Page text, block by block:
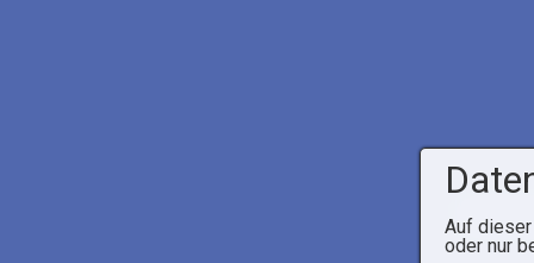
© 2026
Auf
oder nur